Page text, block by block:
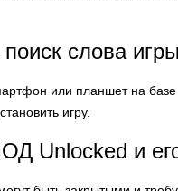
слова игры
или планшет на
игру.
Unlocked и